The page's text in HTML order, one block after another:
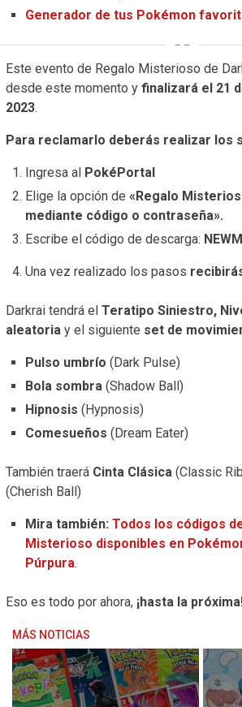
Generador de tus Pokémon
Este evento de Regalo Misterioso de
desde este momento y finalizará el 21
2023.
Para reclamarlo deberás realizar los
Ingresa al PokéPortal
Elige la opción de «Regalo
mediante código o contraseña».
Escribe el código de descarga:
Una vez realizado los pasos
Darkrai tendrá el Teratipo Siniestro,
aleatoria y el siguiente set de
Pulso umbrío (Dark Pulse)
Bola sombra (Shadow Ball)
Hipnosis (Hypnosis)
Comesueños (Dream Eater)
También traerá Cinta Clásica (Classic
(Cherish Ball)
Mira también: Todos los códigos
Misterioso disponibles en
Púrpura.
Eso es todo por ahora, ¡hasta la
MÁS NOTICIAS